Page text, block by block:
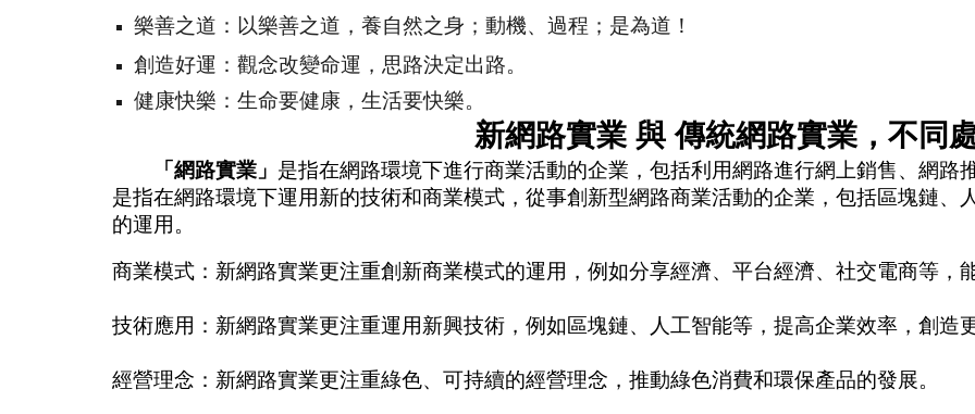
樂善之道： 以樂善之道，養自然之身；動機、過程；是為道！
創造好運： 觀念改變命運，思路決定出路。
健康快樂：生命要健康， 生活要快樂。
新網路實業 與 傳統網路實業，不同處
「網路實業」 是指在網路環境下進行商業活動的企業，包括利用網路進行網上銷售、網路
是指在網路環境下運用新的技術和商業模式，從事創新型網路商業活動的企業，包括區塊鏈、
的運用。
商業模式：新網路實業更注重創新商業模式的運用，例如分享經濟、平台經濟、社交電商等，
技術應用：新網路實業更注重運用新興技術，例如區塊鏈、人工智能等，提高企業效率，創造
經營理念：新網路實業更注重綠色、可持續的經營理念，推動綠色消費和環保產品的發展。